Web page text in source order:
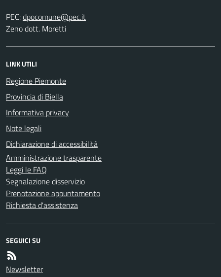
PEC:
Zeno dott. Moretti
LINK UTILI
Regione Piemonte
Provincia di Biella
Informativa privacy
Note legali
Dichiarazione di accessibilità
Amministrazione trasparente
Leggi le FAQ
Segnalazione disservizio
Prenotazione appuntamento
Richiesta d'assistenza
SEGUICI SU
Newsletter